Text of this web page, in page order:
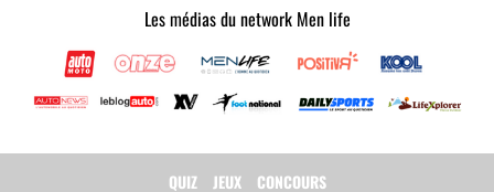
Les médias du network Men life
QUIZ JEUX CONCOURS